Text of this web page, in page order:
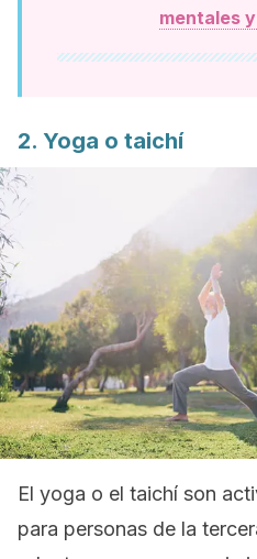
mentales
2. Yoga o taichí
El yoga o el taichí son
para personas de la